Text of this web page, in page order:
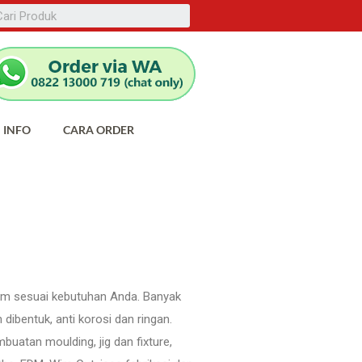
INFO CARA ORDER
sesuai kebutuhan Anda. Banyak
anti korosi dan ringan.
moulding, jig dan fixture,